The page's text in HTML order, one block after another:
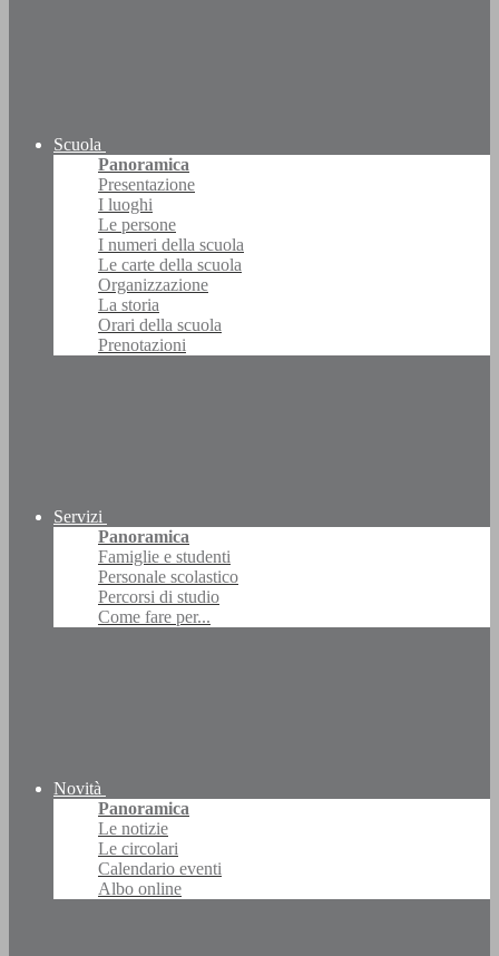
Scuola
Panoramica
Presentazione
I luoghi
Le persone
I numeri della scuola
Le carte della scuola
Organizzazione
La storia
Orari della scuola
Prenotazioni
Servizi
Panoramica
Famiglie e studenti
Personale scolastico
Percorsi di studio
Come fare per...
Novità
Panoramica
Le notizie
Le circolari
Calendario eventi
Albo online